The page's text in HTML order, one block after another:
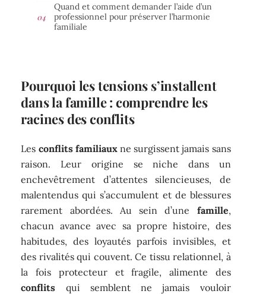
Quand et comment demander l’aide d’un
professionnel pour préserver l’harmonie
familiale
Pourquoi les tensions s’installent
dans la famille : comprendre les
racines des conflits
Les conflits familiaux ne surgissent jamais sans
raison. Leur origine se niche dans un
enchevêtrement d’attentes silencieuses, de
malentendus qui s’accumulent et de blessures
rarement abordées. Au sein d’une famille,
chacun avance avec sa propre histoire, des
habitudes, des loyautés parfois invisibles, et
des rivalités qui couvent. Ce tissu relationnel, à
la fois protecteur et fragile, alimente des
conflits qui semblent ne jamais vouloir